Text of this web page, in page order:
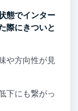
態でインター
際にきついと
や方向性が見
下にも繋がっ